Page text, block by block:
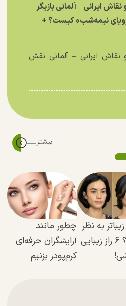
نقاش ایرانی – آلمانی بازیگر
نیمه‌شب» کیست؟ +
و نقاش ایرانی – آلمانی نقش
به نظر
برسیم؟ ۶ راز زیبایی
چطور مانند
آرایشگران حرفه‌ای
کرم‌پودر بزنیم